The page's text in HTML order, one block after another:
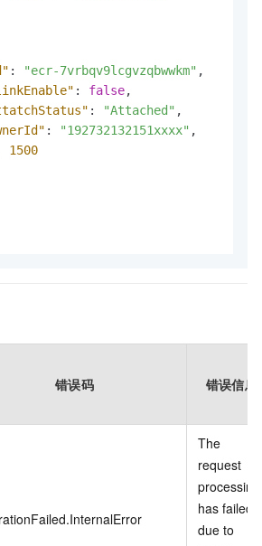
: "ecr-7vrbqv9lcgvzqbwwkm" ,
: false,
: "Attached" ,
: "192732132151xxxx" ,
1500
错误码 错误信息
The
request
processing
has failed
due to